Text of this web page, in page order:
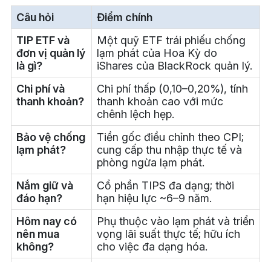
Câu hỏi
Điểm chính
TIP ETF và
đơn vị quản lý
là gì?
Một quỹ ETF trái phiếu chống
lạm phát của Hoa Kỳ do
iShares của BlackRock quản lý.
Chi phí và
thanh khoản?
Chi phí thấp (0,10–0,20%), tính
thanh khoản cao với mức
chênh lệch hẹp.
Bảo vệ chống
lạm phát?
Tiền gốc điều chỉnh theo CPI;
cung cấp thu nhập thực tế và
phòng ngừa lạm phát.
Nắm giữ và
đáo hạn?
Cổ phần TIPS đa dạng; thời
hạn hiệu lực ~6–9 năm.
Hôm nay có
nên mua
không?
Phụ thuộc vào lạm phát và triển
vọng lãi suất thực tế; hữu ích
cho việc đa dạng hóa.